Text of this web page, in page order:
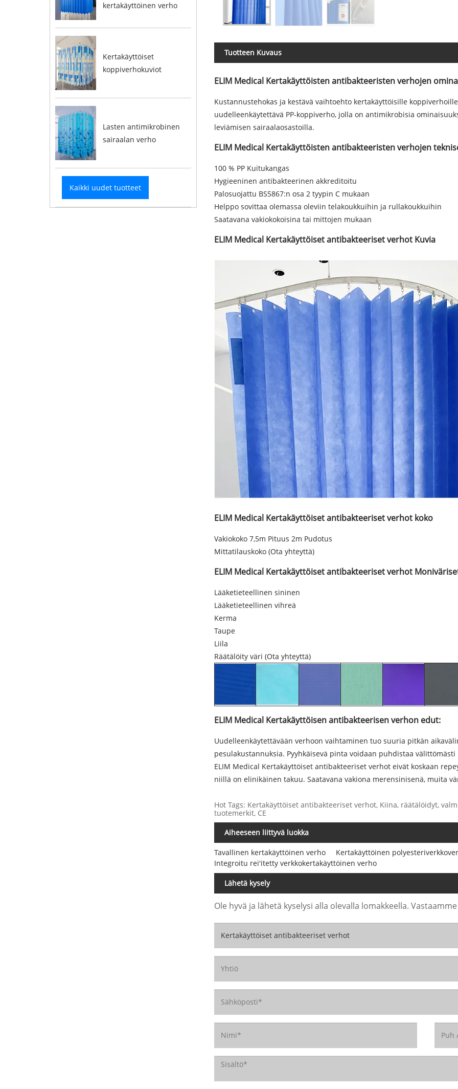
kertakäyttöinen verho
Kertakäyttöiset
koppiverhokuviot
Lasten antimikrobinen
sairaalan verho
Kaikki uudet tuotteet
Tuotteen Kuvaus
ELIM Medical Kertakäyttöisten antibakteeristen verhojen
Kustannustehokas ja kestävä vaihtoehto kertakäyttöisille
uudelleenkäytettävä PP-koppiverho, jolla on antimikrobisia
leviämisen sairaalaosastoilla.
ELIM Medical Kertakäyttöisten antibakteeristen verhojen
100 % PP Kuitukangas
Hygieeninen antibakteerinen akkreditoitu
Palosuojattu BS5867:n osa 2 tyypin C mukaan
Helppo sovittaa olemassa oleviin telakoukkuihin ja rullakoukkuihin
Saatavana vakiokokoisina tai mittojen mukaan
ELIM Medical Kertakäyttöiset antibakteeriset verhot Kuvia
ELIM Medical Kertakäyttöiset antibakteeriset verhot koko
Vakiokoko 7,5m Pituus 2m Pudotus
Mittatilauskoko (Ota yhteyttä)
ELIM Medical Kertakäyttöiset antibakteeriset verhot
Lääketieteellinen sininen
Lääketieteellinen vihreä
Kerma
Taupe
Liila
Räätälöity väri (Ota yhteyttä)
ELIM Medical Kertakäyttöisen antibakteerisen verhon edut:
Uudelleenkäytettävään verhoon vaihtaminen tuo suuria pitkän
pesulakustannuksia. Pyyhkäisevä pinta voidaan puhdistaa
ELIM Medical Kertakäyttöiset antibakteeriset verhot eivät koskaan
niillä on elinikäinen takuu. Saatavana vakiona merensinisenä, muita
Hot Tags: Kertakäyttöiset antibakteeriset verhot, Kiina, räätälöidyt,
tuotemerkit, CE
Aiheeseen liittyvä luokka
Tavallinen kertakäyttöinen verho
Kertakäyttöinen
Integroitu rei'itetty verkkokertakäyttöinen verho
Lähetä kysely
Ole hyvä ja lähetä kyselysi alla olevalla lomakkeella.